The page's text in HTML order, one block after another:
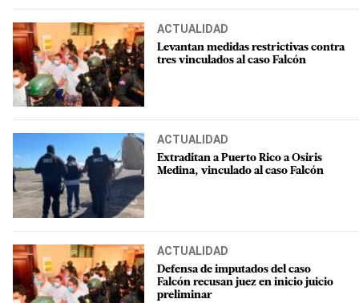
ACTUALIDAD
Levantan medidas restrictivas contra
tres vinculados al caso Falcón
ACTUALIDAD
Extraditan a Puerto Rico a Osiris
Medina, vinculado al caso Falcón
ACTUALIDAD
Defensa de imputados del caso
Falcón recusan juez en inicio juicio
preliminar